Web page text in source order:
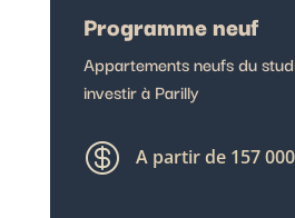
Programme neuf
Appartements neufs du
investir à Parilly
 A partir de 157